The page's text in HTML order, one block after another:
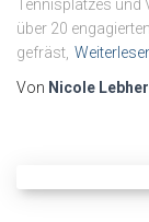
Tennisplatzes und
über 20
gefräst,
Von Nicole